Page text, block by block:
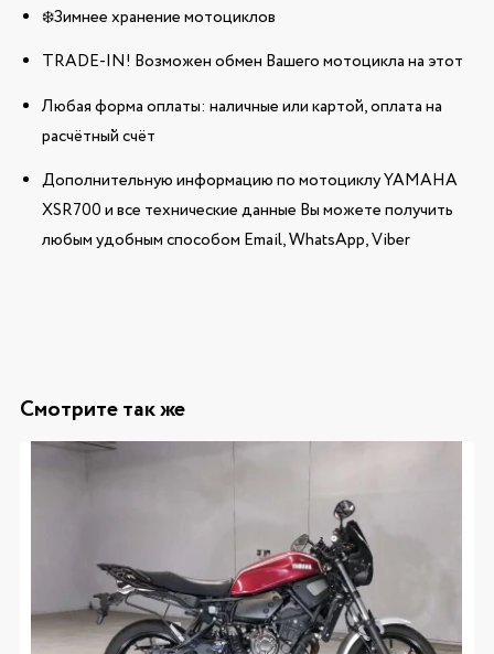
❄️Зимнее хранение мотоциклов
TRADE-IN! Возможен обмен Вашего мотоцикла на этот
Любая форма оплаты: наличные или картой, оплата на
расчётный счёт
Дополнительную информацию по мотоциклу YAMAHA
XSR700 и все технические данные Вы можете получить
любым удобным способом Email, WhatsApp, Viber
Смотрите так же